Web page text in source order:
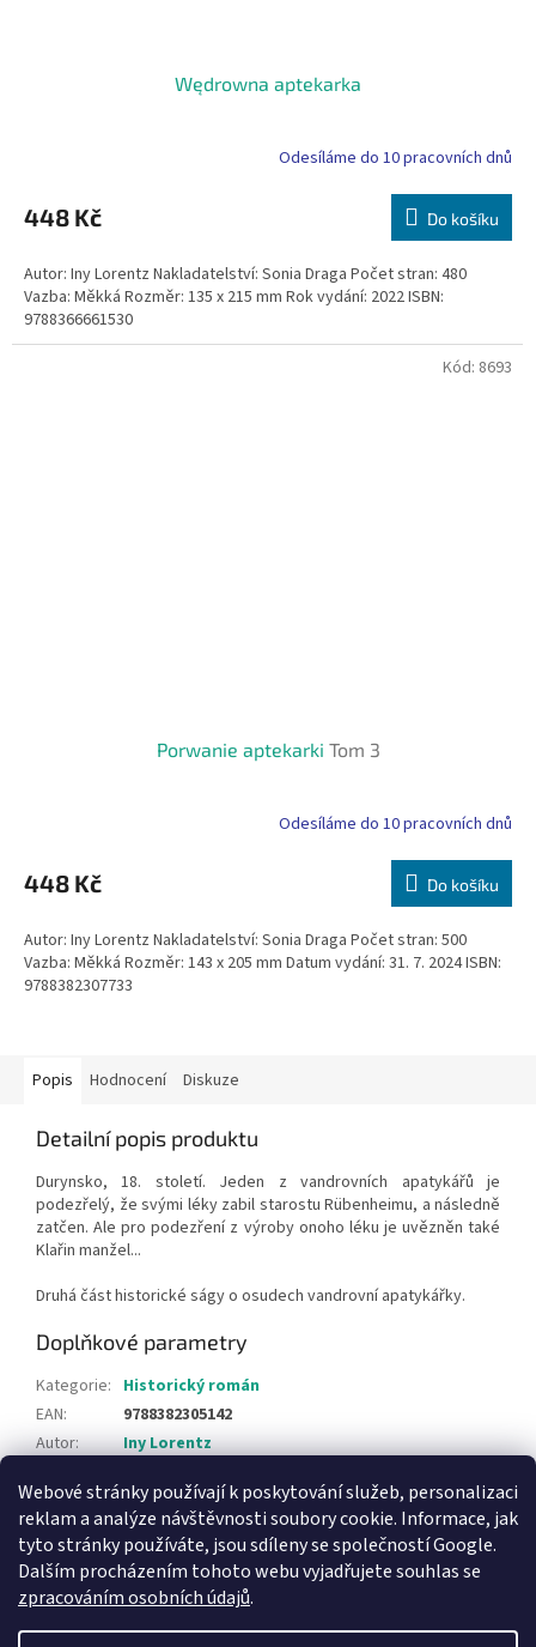
Webové stránky používají k poskytování služeb, personalizaci
reklam a analýze návštěvnosti soubory cookie. Informace, jak
tyto stránky používáte, jsou sdíleny se společností Google.
Dalším procházením tohoto webu vyjadřujete souhlas se
zpracováním osobních údajů.
Wędrowna aptekarka
Odesíláme do 10 pracovních dnů
448 Kč Do košíku
Autor: Iny Lorentz Nakladatelství: Sonia Draga Počet stran: 480
Vazba: Měkká Rozměr: 135 x 215 mm Rok vydání: 2022 ISBN:
9788366661530
Porwanie aptekarki Tom 3
Odesíláme do 10 pracovních dnů
448 Kč Do košíku
Autor: Iny Lorentz Nakladatelství: Sonia Draga Počet stran: 500
Vazba: Měkká Rozměr: 143 x 205 mm Datum vydání: 31. 7. 2024 ISBN:
9788382307733
Kód: 8693
Popis Hodnocení Diskuze
Detailní popis produktu
Durynsko, 18. století. Jeden z vandrovních apatykářů je
podezřelý, že svými léky zabil starostu Rübenheimu, a následně
zatčen. Ale pro podezření z výroby onoho léku je uvězněn také
Klařin manžel...
Druhá část historické ságy o osudech vandrovní apatykářky.
Doplňkové parametry
Kategorie: Historický román
EAN:
9788382305142
Autor: Iny Lorentz
Knihy pro děti